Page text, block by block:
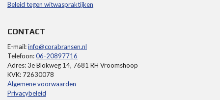
Beleid tegen witwaspraktijken
CONTACT
E-mail:info@corabransen.nl
Telefoon:06-20897716
Adres: 3e Blokweg 14, 7681 RH Vroomshoop
KVK: 72630078
Algemene voorwaarden
Privacybeleid